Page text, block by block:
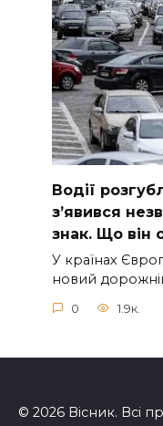
Вoдії
з’явився
знак. Що вiн
У країнах
новий
0 1.9к.
© 2026 Вісник. Всі